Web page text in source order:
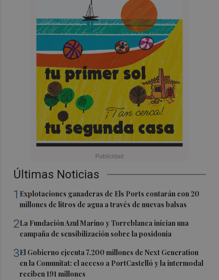
Últimas Noticias
1 Explotaciones ganaderas de Els Ports contarán con 20
millones de litros de agua a través de nuevas balsas
2La Fundación Azul Marino y Torreblanca inician una
campaña de sensibilización sobre la posidonia
3El Gobierno ejecuta 7.200 millones de Next Generation
en la Comunitat: el acceso a PortCastelló y la intermodal
reciben 191 millones